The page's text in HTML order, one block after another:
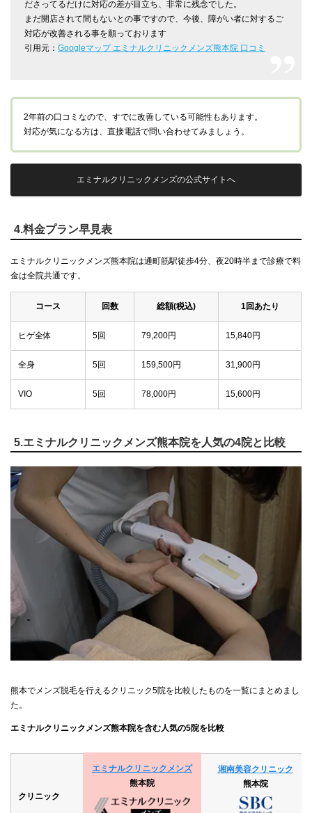
ださってるだけに対応の差が目立ち、非常に残念でした。
まだ開店されて間もないとの事ですので、今後、障がい者に対するご
対応が改善される事を願っております
引用元： Googleマップ エミナルクリニックメンズ熊本院 口コミ
2年前の口コミなので、すでに改善している可能性もあります。
対応が気になる方は、直接電話で問い合わせてみましょう。
エミナルクリニックメンズの公式サイトへ
4.料金プラン早見表
エミナルクリニックメンズ熊本院は通町筋駅徒歩4分、夜20時半まで診療で料
金は全院共通です。
コース 回数 総額(税込) 1回あたり
ヒゲ全体 5回 79,200円 15,840円
全身 5回 159,500円 31,900円
VIO 5回 78,000円 15,600円
5.エミナルクリニックメンズ熊本院を人気の4院と比較
熊本でメンズ脱毛を行えるクリニック5院を比較したものを一覧にまとめまし
た。
エミナルクリニックメンズ熊本院を含む人気の5院を比較
クリニック
エミナルクリニックメンズ
熊本院
湘南美容クリニック
熊本院